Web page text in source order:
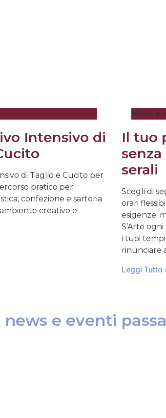
Intensivo di
di Taglio e Cucito per
pratico per
confezione e sartoria
creativo e
News e
Il tuo
serali
Scegli di
orari
esigenze:
S’Arte
i tuoi
rinunciare
Leggi Tutto
e eventi